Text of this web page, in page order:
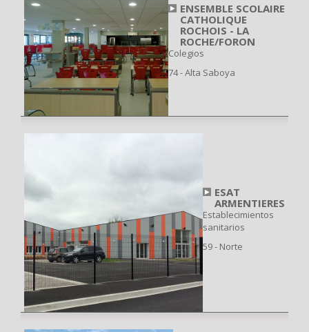
ENSEMBLE SCOLAIRE
CATHOLIQUE
ROCHOIS - LA
ROCHE/FORON
Colegios
74 - Alta Saboya
ESAT
ARMENTIERES
Establecimientos
sanitarios
59 - Norte